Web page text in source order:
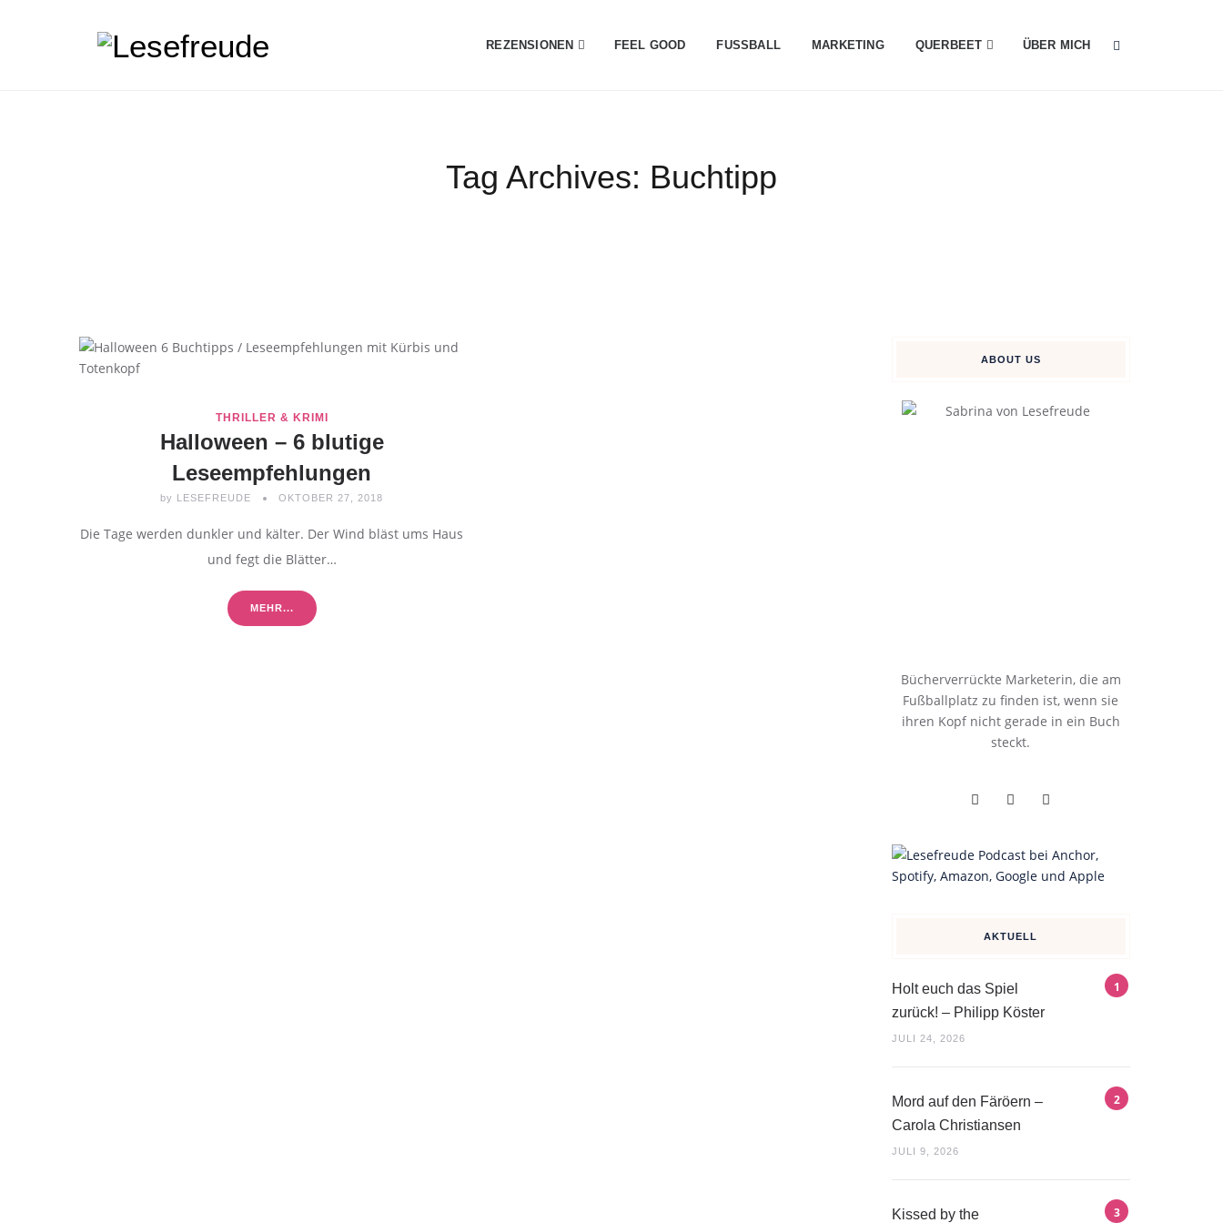
REZENSIONEN FEEL GOOD FUSSBALL MARKETING QUERBEET ÜBER MICH
Tag Archives: Buchtipp
THRILLER & KRIMI
Halloween – 6 blutige
Leseempfehlungen
by LESEFREUDE OKTOBER 27, 2018
Die Tage werden dunkler und kälter. Der Wind bläst ums Haus
und fegt die Blätter…
MEHR...
ABOUT US
Bücherverrückte Marketerin, die am
Fußballplatz zu finden ist, wenn sie
ihren Kopf nicht gerade in ein Buch
steckt.
AKTUELL
Holt euch das Spiel
zurück! – Philipp Köster
JULI 24, 2026
Mord auf den Färöern –
Carola Christiansen
JULI 9, 2026
Kissed by the